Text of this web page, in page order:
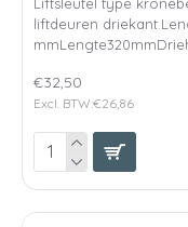
Liftsleutel type
liftdeuren
€32,50
Excl. BTW:€26,86